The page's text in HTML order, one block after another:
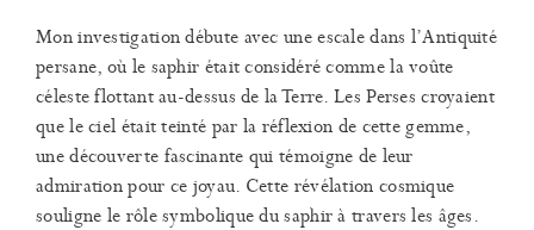
Mon investigation débute avec une escale dans l’Antiquité
persane, où le saphir était considéré comme la voûte
céleste flottant au-dessus de la Terre. Les Perses croyaient
que le ciel était teinté par la réflexion de cette gemme,
une découverte fascinante qui témoigne de leur
admiration pour ce joyau. Cette révélation cosmique
souligne le rôle symbolique du saphir à travers les âges.